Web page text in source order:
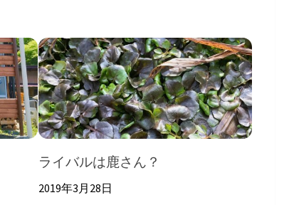
ライバルは鹿さん？
2019年3月28日